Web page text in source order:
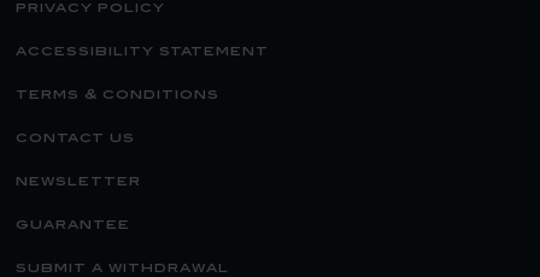
privacy policy
accessibility statement
terms & conditions
contact us
newsletter
guarantee
submit a withdrawal